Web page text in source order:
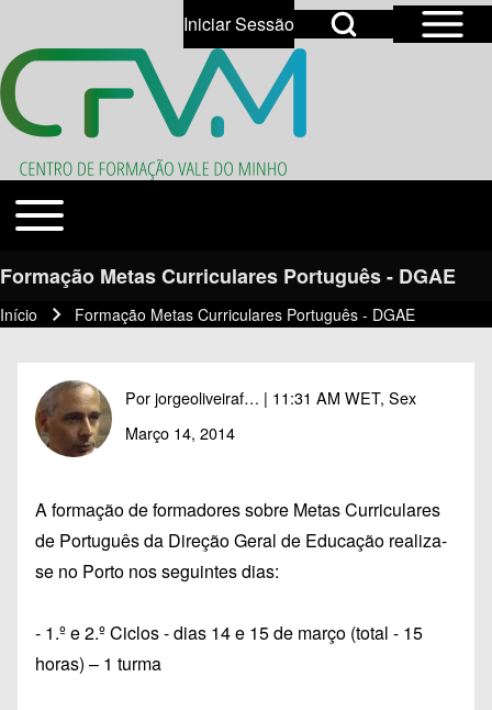
Close search
Search
Open Sidebar
Open Search Block
User account menu
Iniciar SessãoOpen login dialog
Temas
Toggle main menu
Formação Metas Curriculares Português - DGAE
Navegação estrutural
Início Formação Metas Curriculares Português - DGAE
Porjorgeoliveiraf… | 11:31 AM WET, Sex
Março 14, 2014
A formação de formadores sobre Metas Curriculares
de Português da Direção Geral de Educação realiza-
se no Porto nos seguintes dias:
- 1.º e 2.º Ciclos - dias 14 e 15 de março (total - 15
horas) – 1 turma